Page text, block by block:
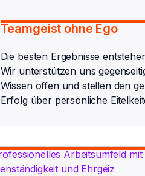
Teamgeist ohne Ego
Die besten Ergebnisse
Wir unterstützen uns
Wissen offen und stellen den
Erfolg über persönliche